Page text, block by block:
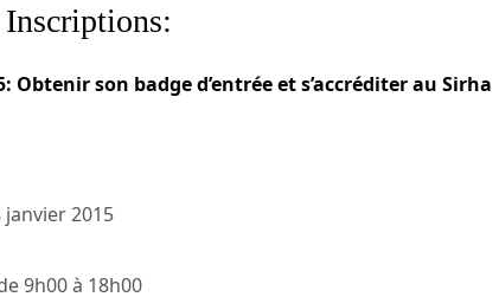
Obtenir son badge d’entrée et s’accréditer au Sirha
2015
9h00 à 18h00